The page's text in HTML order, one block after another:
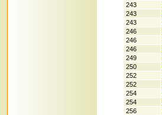
243
243
243
246
246
246
249
250
252
252
254
254
256